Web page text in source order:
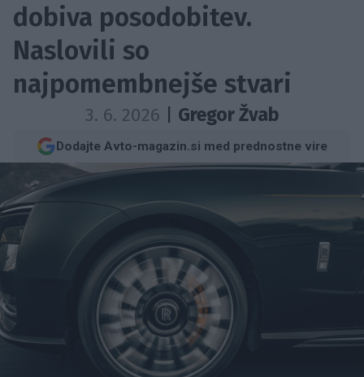
dobiva posodobitev.
Naslovili so
najpomembnejše stvari
3. 6. 2026 Gregor Žvab
Dodajte Avto-magazin.si med prednostne vire